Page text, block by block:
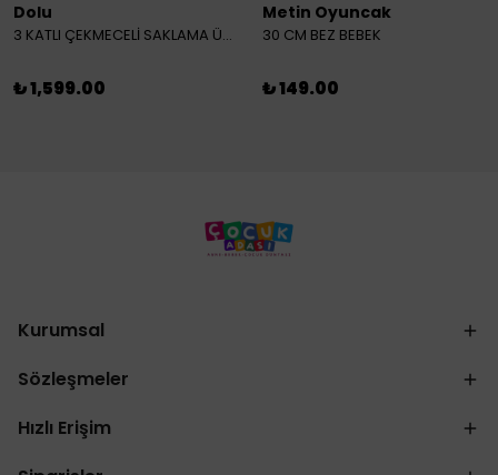
Dolu
3 KATLI ÇEKMECELİ SAKLAMA ÜNİTESİ
₺ 1,599.00
Metin Oyuncak
30 CM BEZ BEBEK
₺ 149.00
Kurumsal
Sözleşmeler
Hızlı Erişim